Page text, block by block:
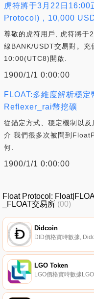
虎符將于3月22日
Protocol)，10,000
尊敬的虎符用戶, 虎符將
線BANK/USDT交易對。
10:00(UTC8)開啟.
1900/1/1 0:00:00
FLOAT:多維度解析穩
Reflexer_rai幣挖礦
從錨定方式、穩定機制以
介 我們很多次被問到
何.
1900/1/1 0:00:00
Float Protocol:
_FLOAT交易所 (00)
Didcoin
LGO Token